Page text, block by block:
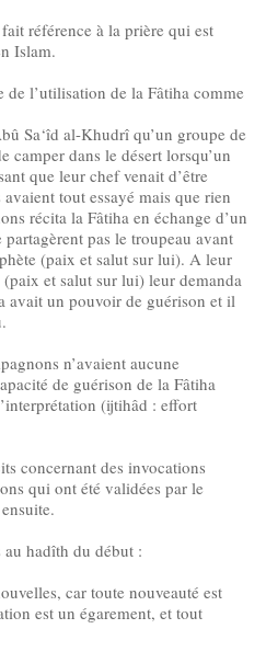
référence à la prière qui est
Islam.
l’utilisation de la Fâtiha comme
Sa‘îd al-Khudrî qu’un groupe de
camper dans le désert lorsqu’un
que leur chef venait d’être
tout essayé mais que rien
récita la Fâtiha en échange d’un
pas le troupeau avant
(paix et salut sur lui). A leur
et salut sur lui) leur demanda
avait un pouvoir de guérison et il
n’avaient aucune
de guérison de la Fâtiha
(ijtihâd : effort
concernant des invocations
qui ont été validées par le
hadîth du début :
car toute nouveauté est
est un égarement, et tout